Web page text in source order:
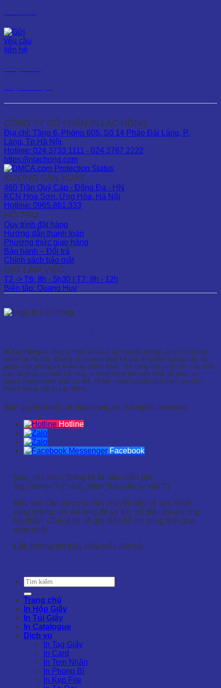
CÔNG TY CỔ PHẦN IN LẠC HỒNG
Địa chỉ: Tầng 6, Phòng 605, Số 14 Pháo Đài Láng, P.
Láng, Tp.Hà Nội
Hotline: 024 3733 1111 - 024 3787 2222
https://inlachong.com
XƯỞNG SẢN XUẤT
460 Trần Quý Cáp - Đống Đa - HN
KCN Hoa Sơn, Ứng Hòa, Hà Nội
Hotline: 0965.861.333
HỖ TRỢ
Quy trình đặt hàng
Hướng dẫn thanh toán
Phương thức giao hàng
Bảo hành – Đổi trả
Chính sách bảo mật
GIỜ LÀM VIỆC
T2 -> T6: 8h - 5h30 | T7: 8h - 12h
Biên tập: Quang Huy
In Lạc Hồng là công ty thiết kế và in ấn chuyên nghiệp uy tín có trụ sở
chính tại Hà Nội. Chúng tôi chuyên thiết kế các ấn phẩm quảng cáo, ấn
phẩm văn phòng và nhiều ấn phẩm khác. Sử dụng các máy tính cấu hình
cao để phục vụ thiết kế, máy in công nghệ tiên tiến nhất để phục vụ
khách hàng nhanh nhất có thể. Nhằm mang lại hiệu quả thực sự cho
khách hàng của In Lạc Hồng.
Bản quyền thuộc về inlachong.vn. All rights reserved.
Hotline
Facebook
[sdc_title title="Đăng ký tư vấn miễn phí"
tag_name="h2" sub_title="Bạn cần tư vấn?"]
Nếu bạn cần được tư vấn chuyên sâu về sức khoẻ
răng miệng, xin vui lòng để tại tên, số điện thoại cùng
lời nhắn. Chúng tôi sẽ gọi điện hỗ trợ trong thời gian
sớm nhất.
Lỗi: Không tìm thấy biểu mẫu liên hệ.
Trang chủ
In Hộp Giấy
In Túi Giấy
In Catalogue
Dịch vụ
In Tag Giấy
In Card
In Tem Nhãn
In Phong Bì
In Kẹp File